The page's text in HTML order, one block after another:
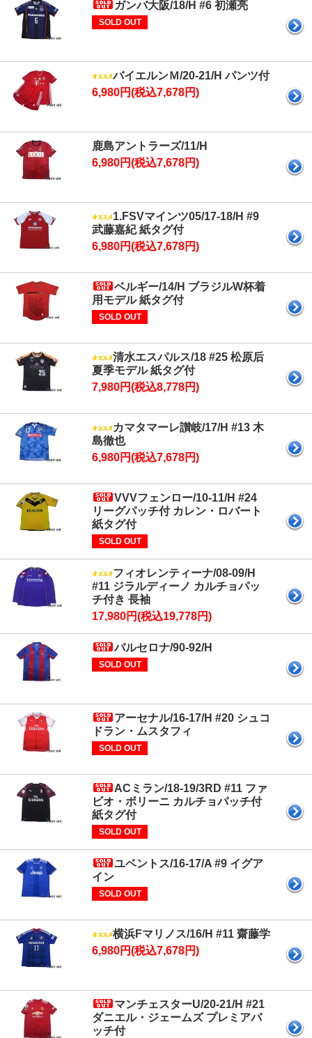
ガンバ大阪/18/H #6 初瀬亮
SOLD OUT
バイエルンＭ/20-21/H パンツ付
6,980円(税込7,678円)
鹿島アントラーズ/11/H
6,980円(税込7,678円)
1.FSVマインツ05/17-18/H #9
武藤嘉紀 紙タグ付
6,980円(税込7,678円)
ベルギー/14/H ブラジルW杯着
用モデル 紙タグ付
SOLD OUT
清水エスパルス/18 #25 松原后
夏季モデル 紙タグ付
7,980円(税込8,778円)
カマタマーレ讃岐/17/H #13 木
島徹也
6,980円(税込7,678円)
VVVフェンロー/10-11/H #24
リーグパッチ付 カレン・ロバート
紙タグ付
SOLD OUT
フィオレンティーナ/08-09/H
#11 ジラルディーノ カルチョパッ
チ付き 長袖
17,980円(税込19,778円)
バルセロナ/90-92/H
SOLD OUT
アーセナル/16-17/H #20 シュコ
ドラン・ムスタフィ
SOLD OUT
ACミラン/18-19/3RD #11 ファ
ビオ・ボリーニ カルチョパッチ付
紙タグ付
SOLD OUT
ユベントス/16-17/A #9 イグア
イン
SOLD OUT
横浜Fマリノス/16/H #11 齋藤学
6,980円(税込7,678円)
マンチェスターU/20-21/H #21
ダニエル・ジェームズ プレミアパ
ッチ付